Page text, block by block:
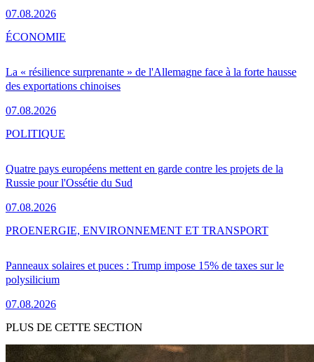
07.08.2026
La « résilience surprenante » de l'Allemagne face à la forte hausse
des exportations chinoises
07.08.2026
ÉCONOMIE
Quatre pays européens mettent en garde contre les projets de la
Russie pour l'Ossétie du Sud
07.08.2026
POLITIQUE
Panneaux solaires et puces : Trump impose 15% de taxes sur le
polysilicium
07.08.2026
PROENERGIE, ENVIRONNEMENT ET TRANSPORT
PLUS DE CETTE SECTION